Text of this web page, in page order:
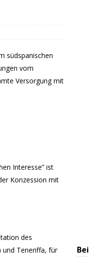
südspanischen
vom
Versorgung mit
Interesse” ist
Konzession mit
des
und Teneriffa, für